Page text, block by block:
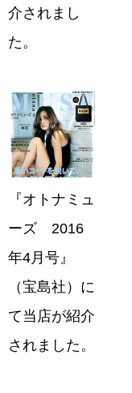
介されまし
た。
『オトナミュ
ーズ 2016
年4月号』
（宝島社）に
て当店が紹介
されました。